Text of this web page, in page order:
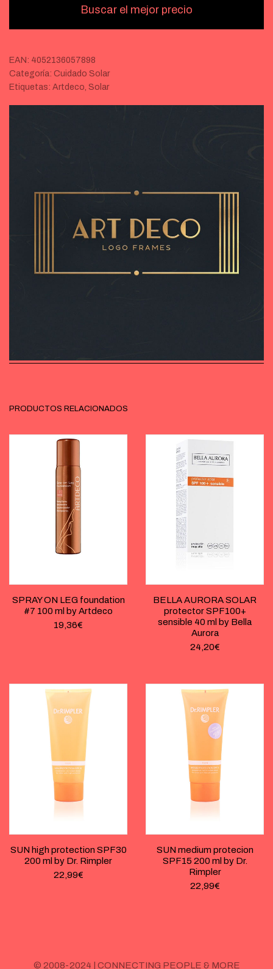
Buscar el mejor precio
EAN: 4052136057898
Categoría: Cuidado Solar
Etiquetas: Artdeco, Solar
PRODUCTOS RELACIONADOS
SPRAY ON LEG foundation
#7 100 ml by Artdeco
19,36€
BELLA AURORA SOLAR
protector SPF100+
sensible 40 ml by Bella
Aurora
24,20€
SUN high protection SPF30
200 ml by Dr. Rimpler
22,99€
SUN medium protecion
SPF15 200 ml by Dr.
Rimpler
22,99€
© 2008-2024 | CONNECTING PEOPLE & MORE